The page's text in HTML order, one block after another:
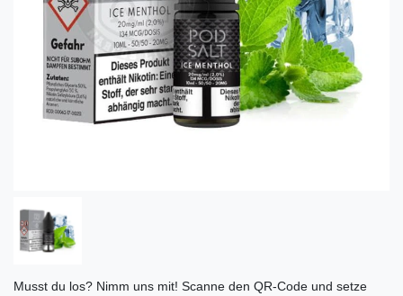
Musst du los? Nimm uns mit! Scanne den QR-Code und setze